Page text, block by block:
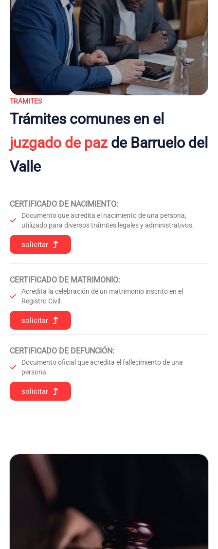
TRAMITES
Trámites comunes en el
juzgado de pazde Barruelo del
Valle
CERTIFICADO DE NACIMIENTO:
Documento que acredita el nacimiento de una persona,
utilizado para diversos trámites legales y administrativos.
solicitar
CERTIFICADO DE MATRIMONIO:
Acredita la celebración de un matrimonio inscrito en el
Registro Civil.
solicitar
CERTIFICADO DE DEFUNCIÓN:
Documento oficial que acredita el fallecimiento de una
persona.
solicitar